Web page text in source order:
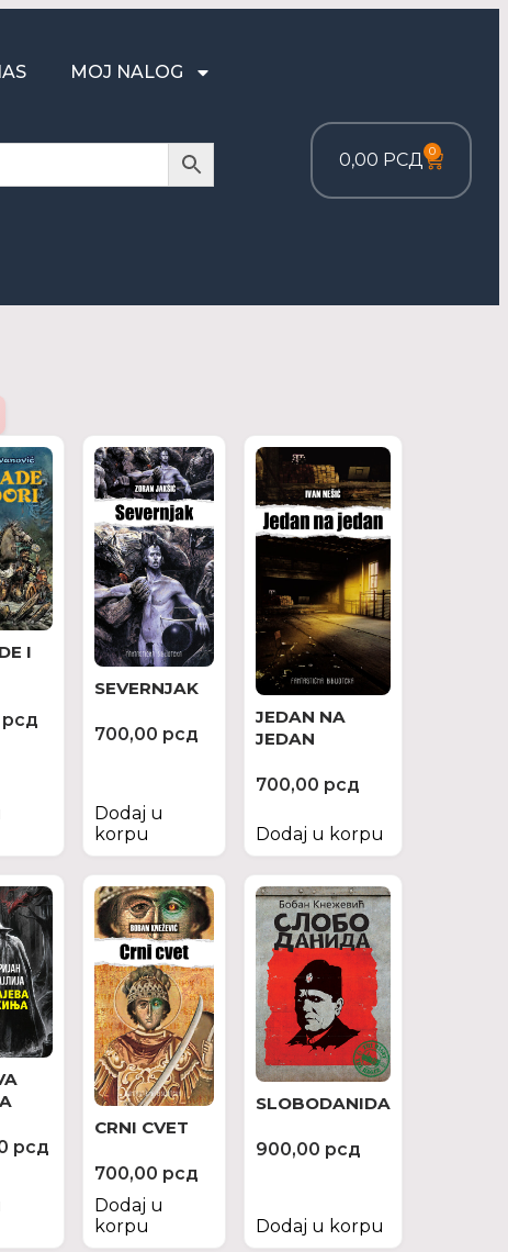
MOJ NALOG
0,00 РСД 0
I
рсд
SEVERNJAK
700,00 рсд
Dodaj u
korpu
JEDAN NA
JEDAN
700,00 рсд
Dodaj u korpu
рсд
CRNI CVET
700,00 рсд
Dodaj u
korpu
SLOBODANIDA
900,00 рсд
Dodaj u korpu